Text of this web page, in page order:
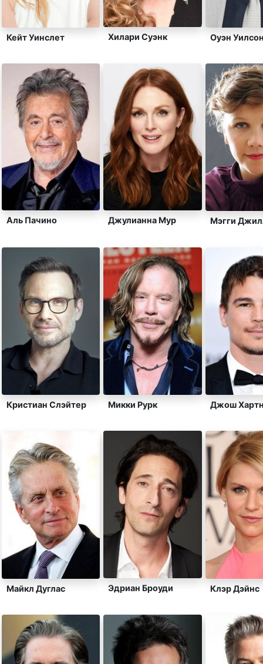
Кейт Уинслет Хилари Суэнк Оуэн
Аль Пачино Джулианна Мур Мэгги
Кристиан Слэйтер Микки Рурк Джош
Майкл Дуглас Эдриан Броуди Клэр Дэйнс